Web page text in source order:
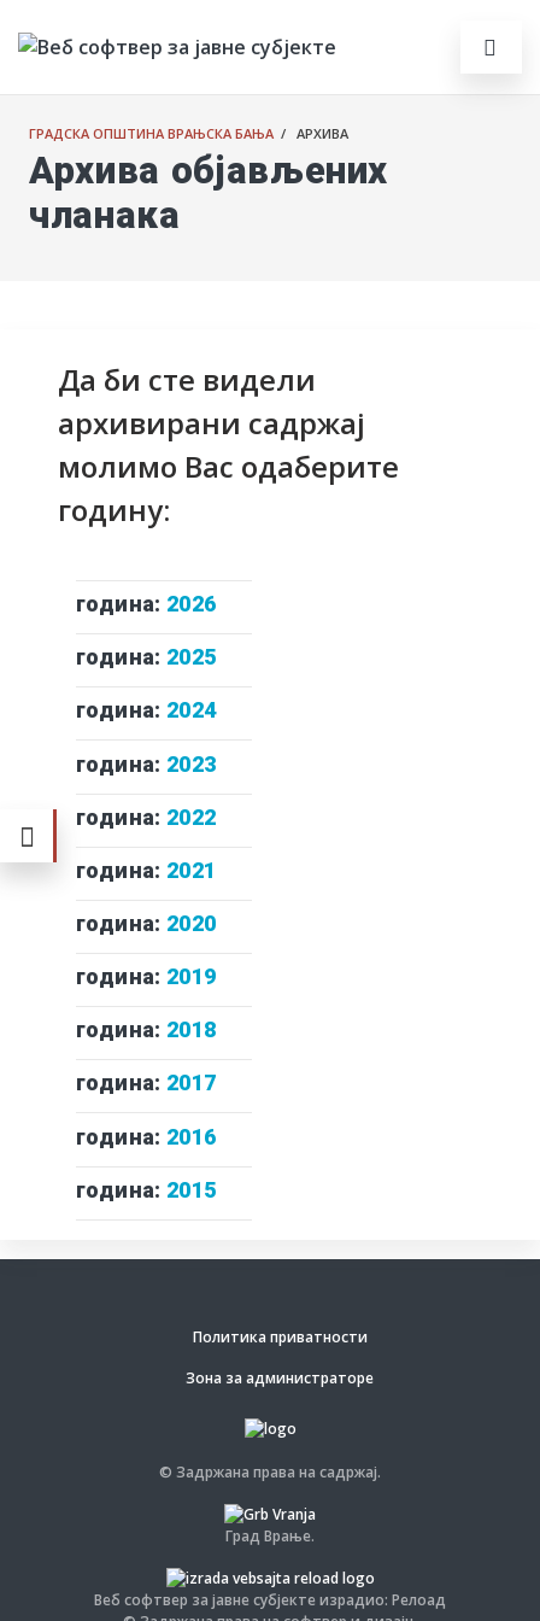
ГРАДСКА ОПШТИНА ВРАЊСКА БАЊА / АРХИВА
Архива објављених
чланака
Да би сте видели
архивирани садржај
молимо Вас одаберите
годину:
година: 2026
година: 2025
година: 2024
година: 2023
година: 2022
година: 2021
година: 2020
година: 2019
година: 2018
година: 2017
година: 2016
година: 2015
Политика приватности
Зона за администраторе
© Задржана права на садржај.
Град Врање.
Веб софтвер за јавне субјекте израдио: Релоад